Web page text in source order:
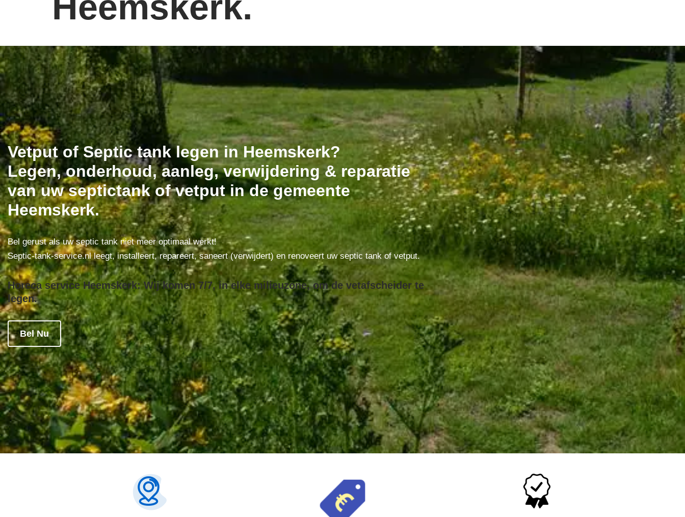
Vetput of Septic tank legen in Heemskerk?
Legen, onderhoud, aanleg, verwijdering & reparatie
van uw septictank of vetput in de gemeente
Heemskerk.
Bel gerust als uw septic tank niet meer optimaal werkt!
Septic-tank-service.nl leegt, installeert, repareert, saneert (verwijdert) en renoveert uw septic tank of vetput.
Horeca service Heemskerk: Wij komen 7/7, in elke milieuzone, om de vetafscheider te
legen.
Bel Nu